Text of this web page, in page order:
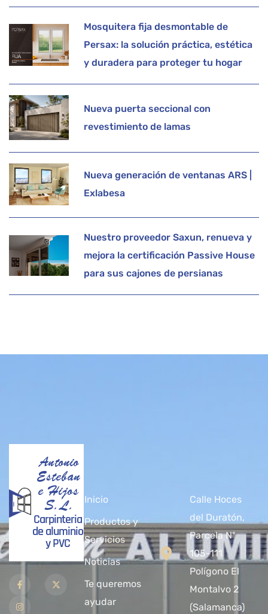
Mosquitera fija desmontable de
Persax: la solución práctica, estética
y duradera para proteger tu hogar
Nueva puerta seccional con
revestimiento de lamas
Nueva generación de ventanas ARS |
Exlabesa
Nuestro proveedor Saxun, renueva y
mejora la certificación Passive House
para sus cajones de persianas
Antonio
Esteban
e Hijos
S.L.
Carpinteria
de aluminio
y PVC
Inicio
Productos y
Servicios
Noticias
Te queremos
ayudar
Calle Hoces
del Duratón,
Parcela Nº
105-111
Polígono El
Montalvo 2
(Salamanca)